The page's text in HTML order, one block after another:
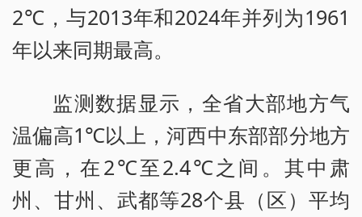
2℃，与2013年和2024年并列为1961
年以来同期最高。
监测数据显示，全省大部地方气
温偏高1℃以上，河西中东部部分地方
更高，在2℃至2.4℃之间。其中肃
州、甘州、武都等28个县（区）平均